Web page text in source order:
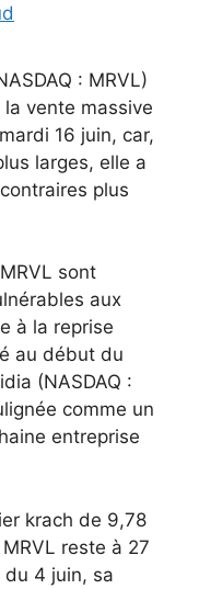
: MRVL)
la vente massive
16 juin, car,
larges, elle a
plus
sont
aux
à la reprise
au début du
(NASDAQ :
comme un
entreprise
krach de 9,78
reste à 27
4 juin, sa